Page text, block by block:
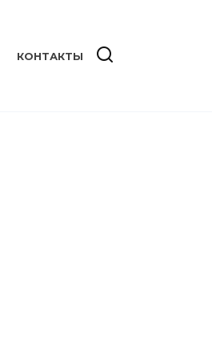
КОНТАКТЫ